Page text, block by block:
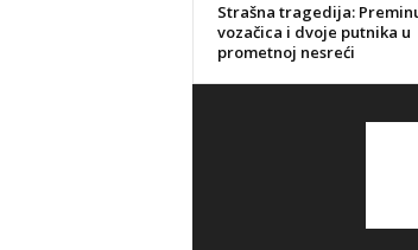
Strašna tragedija:
vozačica i dvoje putnika u
prometnoj nesreći